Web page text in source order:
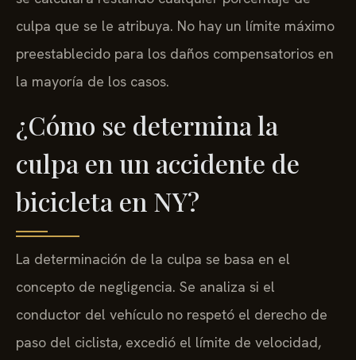
culpa que se le atribuya. No hay un límite máximo
preestablecido para los daños compensatorios en
la mayoría de los casos.
¿Cómo se determina la
culpa en un accidente de
bicicleta en NY?
La determinación de la culpa se basa en el
concepto de negligencia. Se analiza si el
conductor del vehículo no respetó el derecho de
paso del ciclista, excedió el límite de velocidad,